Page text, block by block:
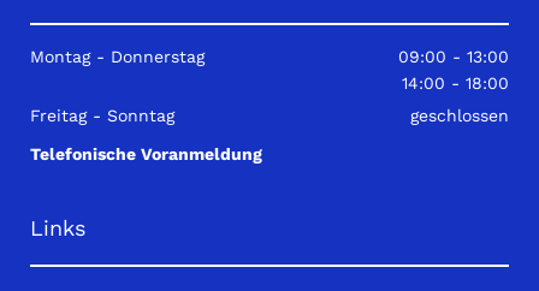
Montag - Donnerstag
09:00 - 13:00
14:00 - 18:00
Freitag - Sonntag
geschlossen
Telefonische Voranmeldung
Links